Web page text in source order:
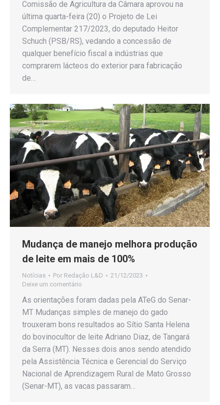
Comissão de Agricultura da Câmara aprovou na
última quarta-feira (20) o Projeto de Lei
Complementar 217/2023, do deputado Heitor
Schuch (PSB/RS), vedando a concessão de
qualquer benefício fiscal a indústrias que
comprarem lácteos do exterior para fabricação
de…
Mudança de manejo melhora produção
de leite em mais de 100%
Notícias Por Redação L&D
21/12/2023
Deixe um comentário
As orientações foram dadas pela ATeG do Senar-
MT Mudanças simples de manejo do gado
trouxeram bons resultados ao Sítio Santa Helena
do bovinocultor de leite Adriano Diaz, de Tangará
da Serra (MT). Nesses dois anos sendo atendido
pela Assistência Técnica e Gerencial do Serviço
Nacional de Aprendizagem Rural de Mato Grosso
(Senar-MT), as vacas passaram…